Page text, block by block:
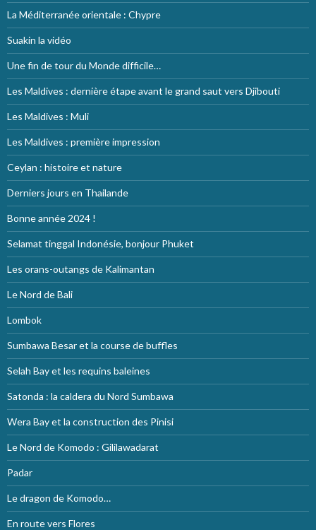
La Méditerranée orientale : Chypre
Suakin la vidéo
Une fin de tour du Monde difficile…
Les Maldives : dernière étape avant le grand saut vers Djibouti
Les Maldives : Muli
Les Maldives : première impression
Ceylan : histoire et nature
Derniers jours en Thailande
Bonne année 2024 !
Selamat tinggal Indonésie, bonjour Phuket
Les orans-outangs de Kalimantan
Le Nord de Bali
Lombok
Sumbawa Besar et la course de buffles
Selah Bay et les requins baleines
Satonda : la caldera du Nord Sumbawa
Wera Bay et la construction des Pinisi
Le Nord de Komodo : Gililawadarat
Padar
Le dragon de Komodo…
En route vers Flores